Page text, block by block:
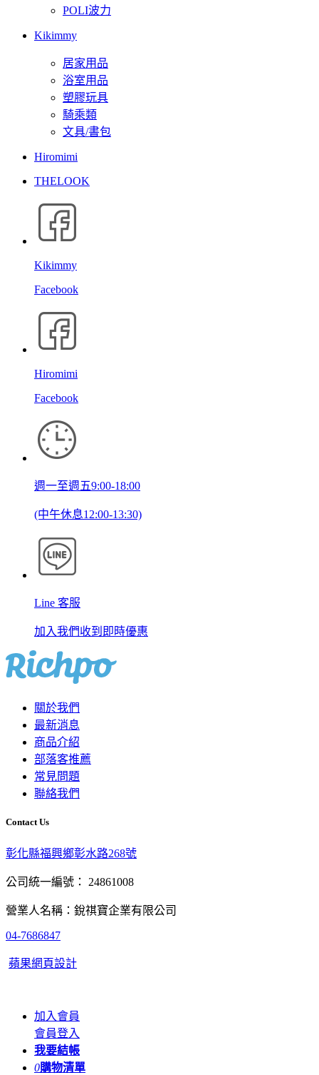
POLI波力
Kikimmy
居家用品
浴室用品
塑膠玩具
騎乘類
文具/書包
Hiromimi
THELOOK
Kikimmy
Facebook
Hiromimi
Facebook
週一至週五9:00-18:00
(中午休息12:00-13:30)
Line 客服
加入我們收到即時優惠
關於我們
最新消息
商品介紹
部落客推薦
常見問題
聯絡我們
Contact Us
彰化縣福興鄉彰水路268號
公司統一編號： 24861008
營業人名稱：銳祺寶企業有限公司
04-7686847
蘋果網頁設計
加入會員
會員登入
我要結帳
0購物清單